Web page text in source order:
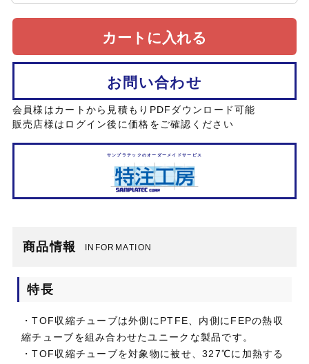
サンプラテックのオーダーメイドサービス
お問い合わせ
カートに入れる
会員様はカートから見積もりPDFダウンロード可能
販売店様はログイン後に価格をご確認ください
商品情報 INFORMATION
特長
・TOF収縮チューブは外側にPTFE、内側にFEPの熱収
縮チューブを組み合わせたユニークな製品です。
・TOF収縮チューブを対象物に被せ、327℃に加熱する